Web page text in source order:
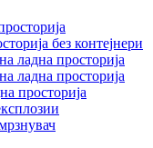
без контејнери
ладна просторија
ладна просторија
просторија